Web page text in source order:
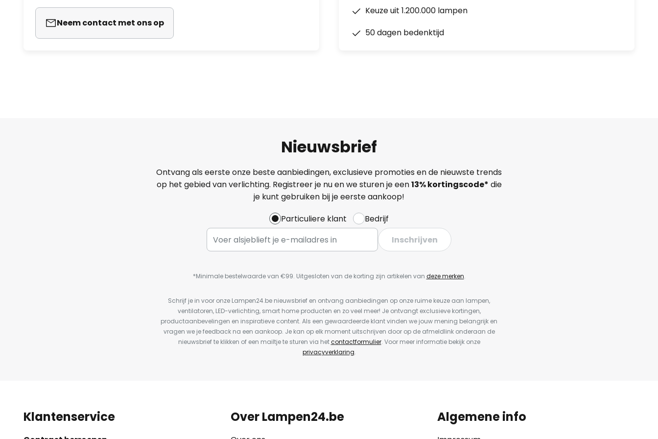
Neem contact met ons op
Keuze uit 1.200.000 lampen
50 dagen bedenktijd
Nieuwsbrief
Ontvang als eerste onze beste aanbiedingen, exclusieve promoties en de nieuwste trends
op het gebied van verlichting. Registreer je nu en we sturen je een13%kortingscode* die
je kunt gebruiken bij je eerste aankoop!
Particuliere klant
Bedrijf
Inschrijven
*Minimale bestelwaarde van €99. Uitgesloten van de korting zijn artikelen van deze merken.
Schrijf je in voor onze Lampen24.be nieuwsbrief en ontvang aanbiedingen op onze ruime keuze aan lampen,
ventilatoren, LED-verlichting, smart home producten en zo veel meer! Je ontvangt exclusieve kortingen,
productaanbevelingen en inspiratieve content. Als een gewaardeerde klant vinden we jouw mening belangrijk en
vragen we je feedback na een aankoop. Je kan op elk moment uitschrijven door op de afmeldlink onderaan de
nieuwsbrief te klikken of een mailtje te sturen via hetcontactformulier. Voor meer informatie bekijk onze
privacyverklaring.
Klantenservice Over Lampen24.be Algemene info